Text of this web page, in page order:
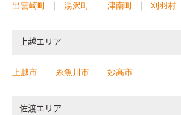
出雲崎町
湯沢町 津南町 刈羽村
上越エリア
上越市 糸魚川市 妙高市
佐渡エリア